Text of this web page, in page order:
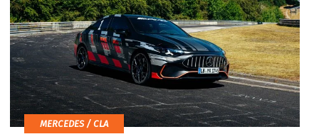
MERCEDES / CLA